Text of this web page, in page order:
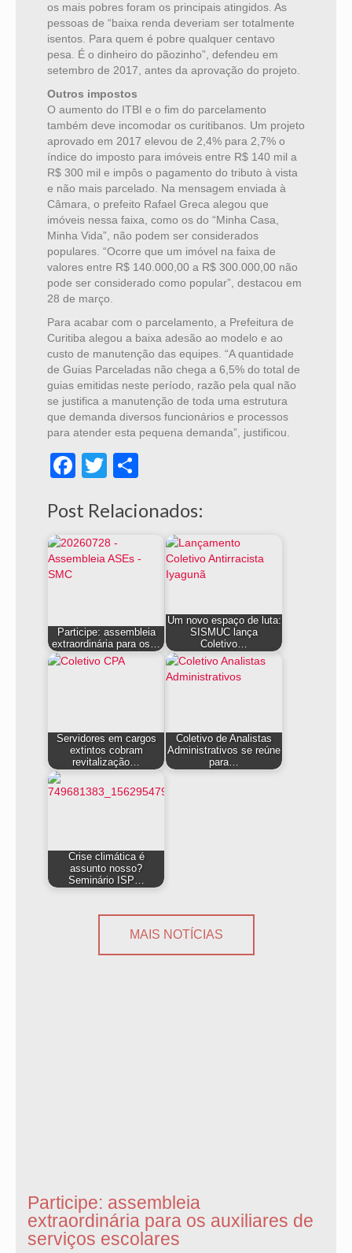
os mais pobres foram os principais atingidos. As
pessoas de “baixa renda deveriam ser totalmente
isentos. Para quem é pobre qualquer centavo
pesa. É o dinheiro do pãozinho”, defendeu em
setembro de 2017, antes da aprovação do projeto.
Outros impostos
O aumento do ITBI e o fim do parcelamento
também deve incomodar os curitibanos. Um projeto
aprovado em 2017 elevou de 2,4% para 2,7% o
índice do imposto para imóveis entre R$ 140 mil a
R$ 300 mil e impôs o pagamento do tributo à vista
e não mais parcelado. Na mensagem enviada à
Câmara, o prefeito Rafael Greca alegou que
imóveis nessa faixa, como os do “Minha Casa,
Minha Vida”, não podem ser considerados
populares. “Ocorre que um imóvel na faixa de
valores entre R$ 140.000,00 a R$ 300.000,00 não
pode ser considerado como popular”, destacou em
28 de março.
Para acabar com o parcelamento, a Prefeitura de
Curitiba alegou a baixa adesão ao modelo e ao
custo de manutenção das equipes. “A quantidade
de Guias Parceladas não chega a 6,5% do total de
guias emitidas neste período, razão pela qual não
se justifica a manutenção de toda uma estrutura
que demanda diversos funcionários e processos
para atender esta pequena demanda”, justificou.
Facebook
Twitter
Post Relacionados:
Participe: assembleia
extraordinária para os…
Um novo espaço de luta:
SISMUC lança
Coletivo…
Servidores em cargos
extintos cobram
revitalização…
Coletivo de Analistas
Administrativos se reúne
para…
Crise climática é
assunto nosso?
Seminário ISP…
MAIS NOTÍCIAS
Participe: assembleia
extraordinária para os auxiliares de
serviços escolares